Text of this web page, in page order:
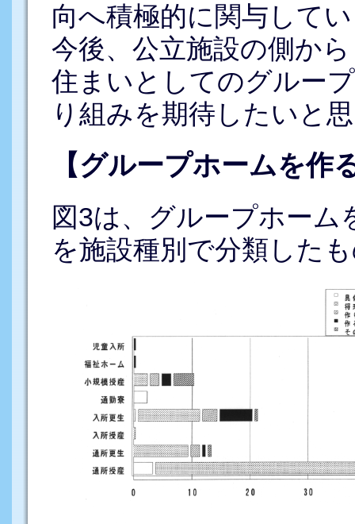
向へ積極的に関与して
今後、公立施設の側か
住まいとしてのグルー
り組みを期待したいと
【グループホームを作
図3は、グループホー
を施設種別で分類した